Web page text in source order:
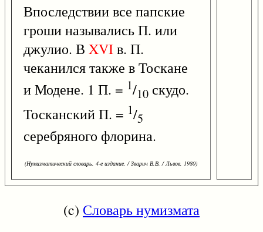
Впоследствии все папские
гроши назывались П. или
джулио. В XVIв. П.
чеканился также в Тоскане
и Модене. 1 П. = 1/10 скудо.
Тосканский П. = 1/5
серебряного флорина.
(Нумизматический словарь. 4-е издание. / Зварич В.В. / Львов, 1980)
(c) Словарь нумизмата